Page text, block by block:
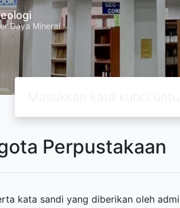
Daya Mineral
Perpustakaan
kata sandi yang diberikan oleh